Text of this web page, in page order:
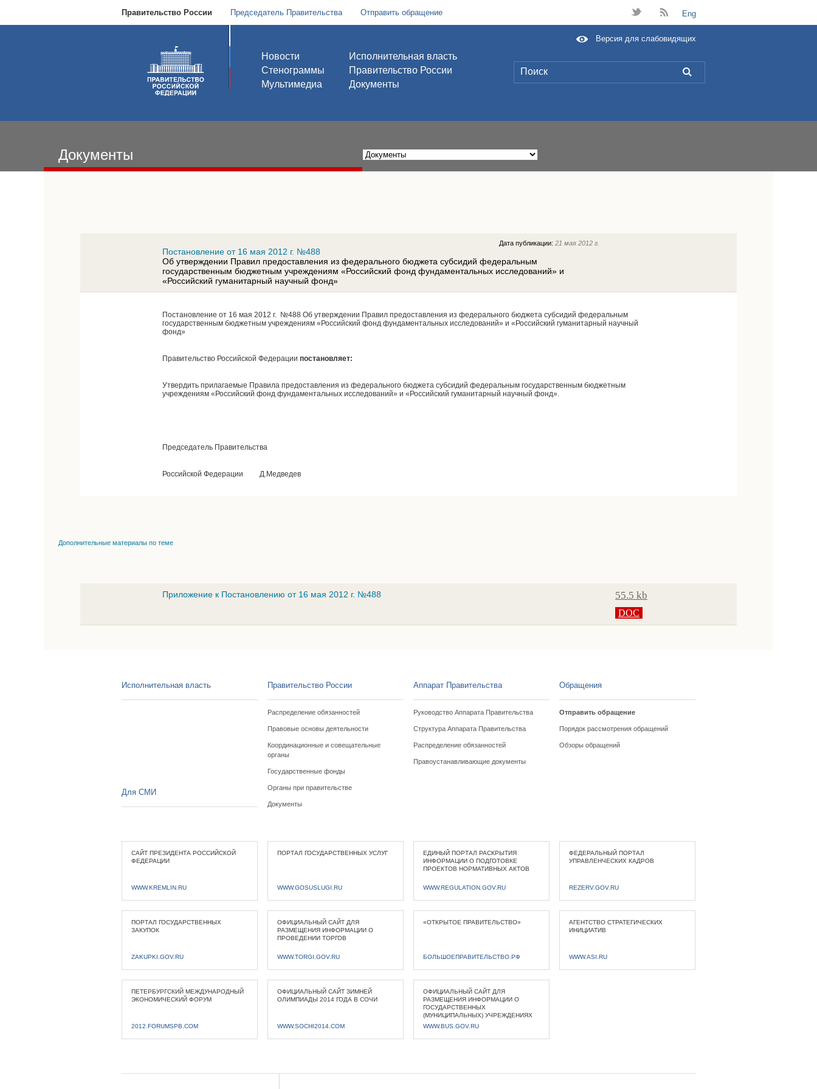
Правительство России Председатель Правительства Отправить обращение t B Eng
Новости
Стенограммы
Мультимедиа
Исполнительная власть
Правительство России
Документы
L
Версия для слабовидящих
Документы
Дата публикации:21 мая 2012 г.
Постановление от 16 мая 2012 г. №488
Об утверждении Правил предоставления из федерального бюджета субсидий федеральным
государственным бюджетным учреждениям «Российский фонд фундаментальных исследований» и
«Российский гуманитарный научный фонд»
Постановление от 16 мая 2012 г. №488 Об утверждении Правил предоставления из федерального бюджета субсидий федеральным
государственным бюджетным учреждениям «Российский фонд фундаментальных исследований» и «Российский гуманитарный научный
фонд»
Правительство Российской Федерации постановляет:
Утвердить прилагаемые Правила предоставления из федерального бюджета субсидий федеральным государственным бюджетным
учреждениям «Российский фонд фундаментальных исследований» и «Российский гуманитарный научный фонд».
Председатель Правительства
Российской Федерации Д.Медведев
Дополнительные материалы по теме
Приложение к Постановлению от 16 мая 2012 г. №488 55.5 kb
DOC
Исполнительная власть Правительство России
Распределение обязанностей
Правовые основы деятельности
Координационные и совещательные
органы
Государственные фонды
Органы при правительстве
Документы
Аппарат Правительства
Руководство Аппарата Правительства
Структура Аппарата Правительства
Распределение обязанностей
Правоустанавливающие документы
Обращения
Отправить обращение
Порядок рассмотрения обращений
Обзоры обращений
Для СМИ
САЙТ ПРЕЗИДЕНТА РОССИЙСКОЙ
ФЕДЕРАЦИИ
WWW.KREMLIN.RU
ПОРТАЛ ГОСУДАРСТВЕННЫХ УСЛУГ
WWW.GOSUSLUGI.RU
ЕДИНЫЙ ПОРТАЛ РАСКРЫТИЯ
ИНФОРМАЦИИ О ПОДГОТОВКЕ
ПРОЕКТОВ НОРМАТИВНЫХ АКТОВ
WWW.REGULATION.GOV.RU
ФЕДЕРАЛЬНЫЙ ПОРТАЛ
УПРАВЛЕНЧЕСКИХ КАДРОВ
REZERV.GOV.RU
ПОРТАЛ ГОСУДАРСТВЕННЫХ
ЗАКУПОК
ZAKUPKI.GOV.RU
ОФИЦИАЛЬНЫЙ САЙТ ДЛЯ
РАЗМЕЩЕНИЯ ИНФОРМАЦИИ О
ПРОВЕДЕНИИ ТОРГОВ
WWW.TORGI.GOV.RU
«ОТКРЫТОЕ ПРАВИТЕЛЬСТВО»
БОЛЬШОЕПРАВИТЕЛЬСТВО.РФ
АГЕНТСТВО СТРАТЕГИЧЕСКИХ
ИНИЦИАТИВ
WWW.ASI.RU
ПЕТЕРБУРГСКИЙ МЕЖДУНАРОДНЫЙ
ЭКОНОМИЧЕСКИЙ ФОРУМ
2012.FORUMSPB.COM
ОФИЦИАЛЬНЫЙ САЙТ ЗИМНЕЙ
ОЛИМПИАДЫ 2014 ГОДА В СОЧИ
WWW.SOCHI2014.COM
ОФИЦИАЛЬНЫЙ САЙТ ДЛЯ
РАЗМЕЩЕНИЯ ИНФОРМАЦИИ О
ГОСУДАРСТВЕННЫХ
(МУНИЦИПАЛЬНЫХ) УЧРЕЖДЕНИЯХ
WWW.BUS.GOV.RU